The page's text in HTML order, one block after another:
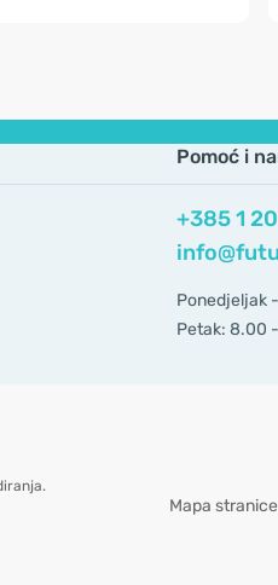
Pomoć i
+385 1
Ponedjeljak
Petak: 8.00
Mapa stranice